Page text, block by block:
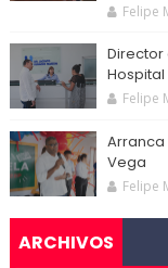
Felipe
Director
Felipe
Arranca
Vega
Felipe
ARCHIVOS